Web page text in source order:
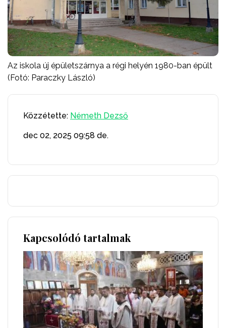
Az iskola új épületszárnya a régi helyén 1980-ban épült
(Fotó: Paraczky László)
Közzétette: Németh Dezső
dec 02, 2025 09:58 de.
Kapcsolódó tartalmak